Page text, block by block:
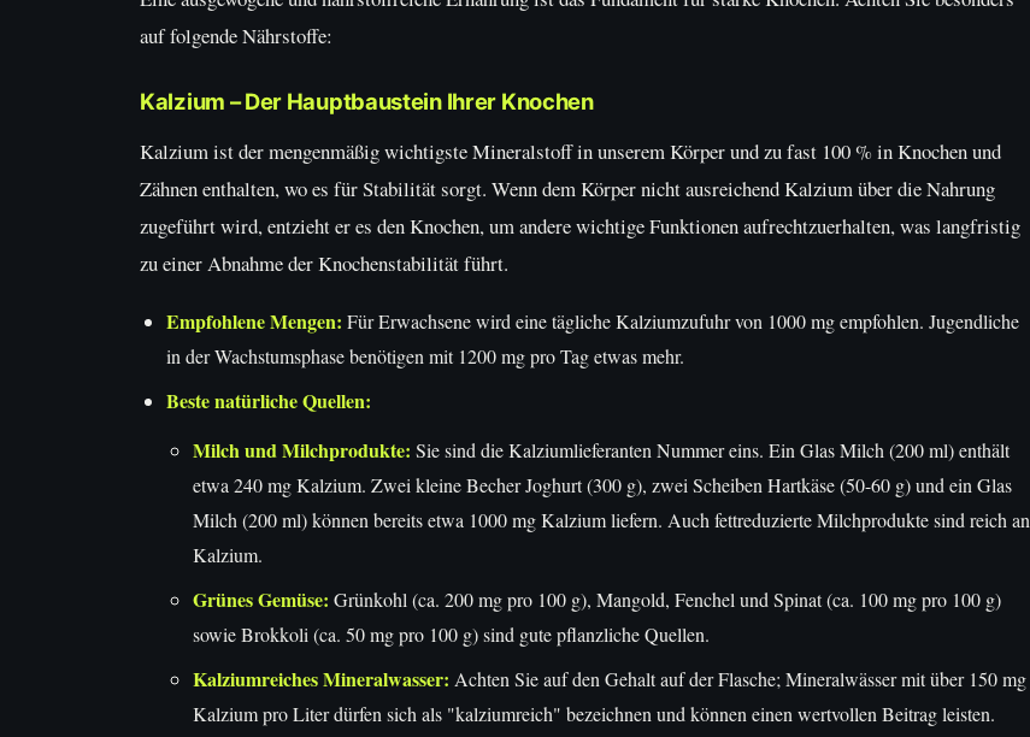
auf folgende Nährstoffe:
Kalzium – Der Hauptbaustein Ihrer Knochen
Kalzium ist der mengenmäßig wichtigste Mineralstoff in unserem Körper und zu fast 100 % in Knochen und
Zähnen enthalten, wo es für Stabilität sorgt. Wenn dem Körper nicht ausreichend Kalzium über die Nahrung
zugeführt wird, entzieht er es den Knochen, um andere wichtige Funktionen aufrechtzuerhalten, was langfristig
zu einer Abnahme der Knochenstabilität führt.
Empfohlene Mengen: Für Erwachsene wird eine tägliche Kalziumzufuhr von 1000 mg empfohlen. Jugendliche
in der Wachstumsphase benötigen mit 1200 mg pro Tag etwas mehr.
Beste natürliche Quellen:
Milch und Milchprodukte: Sie sind die Kalziumlieferanten Nummer eins. Ein Glas Milch (200 ml) enthält
etwa 240 mg Kalzium. Zwei kleine Becher Joghurt (300 g), zwei Scheiben Hartkäse (50-60 g) und ein Glas
Milch (200 ml) können bereits etwa 1000 mg Kalzium liefern. Auch fettreduzierte Milchprodukte sind reich an
Kalzium.
Grünes Gemüse: Grünkohl (ca. 200 mg pro 100 g), Mangold, Fenchel und Spinat (ca. 100 mg pro 100 g)
sowie Brokkoli (ca. 50 mg pro 100 g) sind gute pflanzliche Quellen.
Kalziumreiches Mineralwasser: Achten Sie auf den Gehalt auf der Flasche; Mineralwässer mit über 150 mg
Kalzium pro Liter dürfen sich als "kalziumreich" bezeichnen und können einen wertvollen Beitrag leisten.